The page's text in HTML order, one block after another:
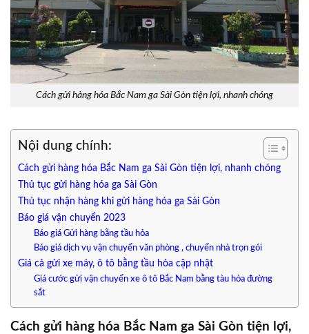
Cách gửi hàng hóa Bắc Nam ga Sài Gòn tiện lợi, nhanh chóng
Nội dung chính:
Cách gửi hàng hóa Bắc Nam ga Sài Gòn tiện lợi, nhanh chóng
Thủ tục gửi hàng hóa ga Sài Gòn
Thủ tục nhận hàng khi gửi hàng hóa ga Sài Gòn
Báo giá vận chuyển 2023
Báo giá Gửi hàng bằng tầu hỏa
Báo giá dịch vụ vận chuyển văn phòng , chuyển nhà trọn gói
Giá cả gửi xe máy, ô tô bằng tầu hỏa cập nhật
Giá cước gửi vận chuyển xe ô tô Bắc Nam bằng tàu hỏa đường
sắt
Cách gửi hàng hóa Bắc Nam ga Sài Gòn tiện lợi,